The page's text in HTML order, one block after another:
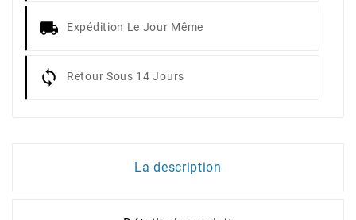
Expédition Le Jour Même
Retour Sous 14 Jours
La description